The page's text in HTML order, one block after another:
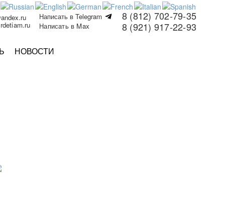
Написать в Telegram
Написать в Max
8 (812) 702-79-35
8 (921) 917-22-93
НОВОСТИ